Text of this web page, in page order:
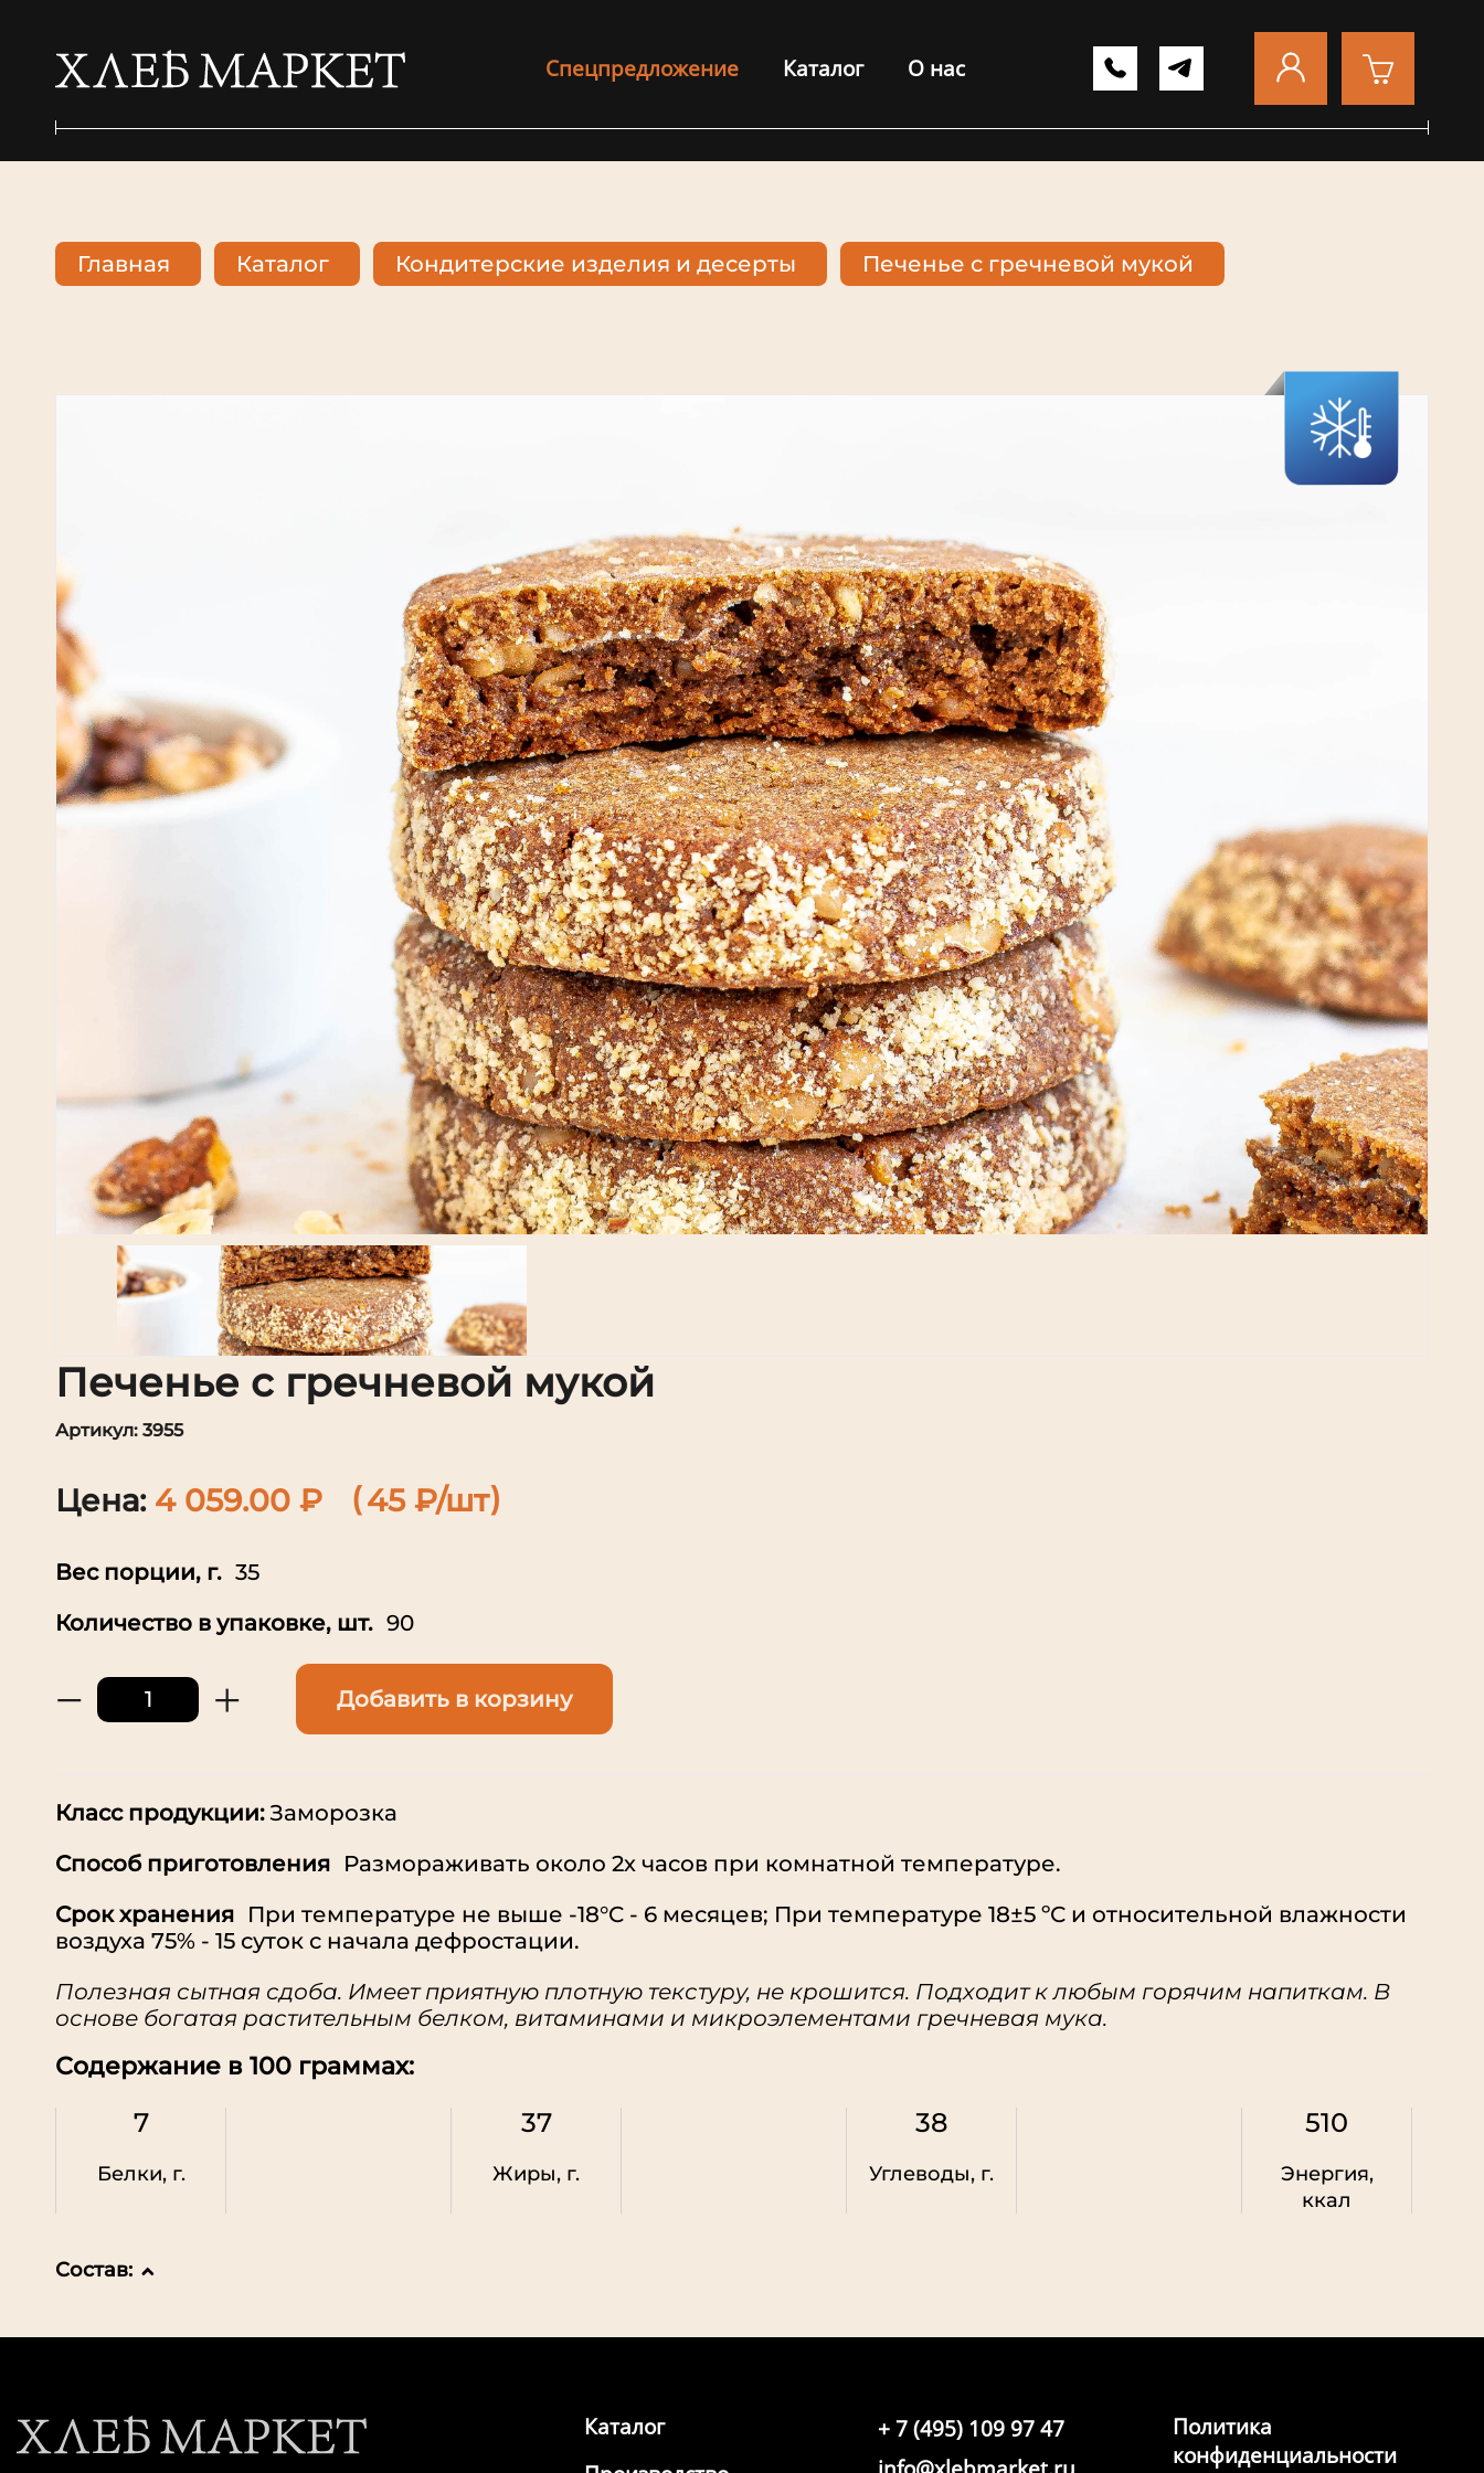
Спецпредложение Каталог О нас
Главная Каталог Кондитерские изделия и десерты Печенье с гречневой мукой
Печенье с гречневой мукой
Артикул: 3955
Цена:4 059.00 ₽ 45 ₽/шт
Вес порции, г. 35
Количество в упаковке, шт. 90
− + Добавить в корзину
Класс продукции:Заморозка
Способ приготовления Размораживать около 2х часов при комнатной температуре.
Срок хранения При температуре не выше -18°C - 6 месяцев; При температуре 18±5 ºС и относительной влажности
воздуха 75% - 15 суток с начала дефростации.
Полезная сытная сдоба. Имеет приятную плотную текстуру, не крошится. Подходит к любым горячим напиткам. В
основе богатая растительным белком, витаминами и микроэлементами гречневая мука.
Содержание в 100 граммах:
7
Белки, г.
37
Жиры, г.
38
Углеводы, г.
510
Энергия,
ккал
Состав:
Каталог
+ 7 (495) 109 97 47
Политика
конфиденциальности